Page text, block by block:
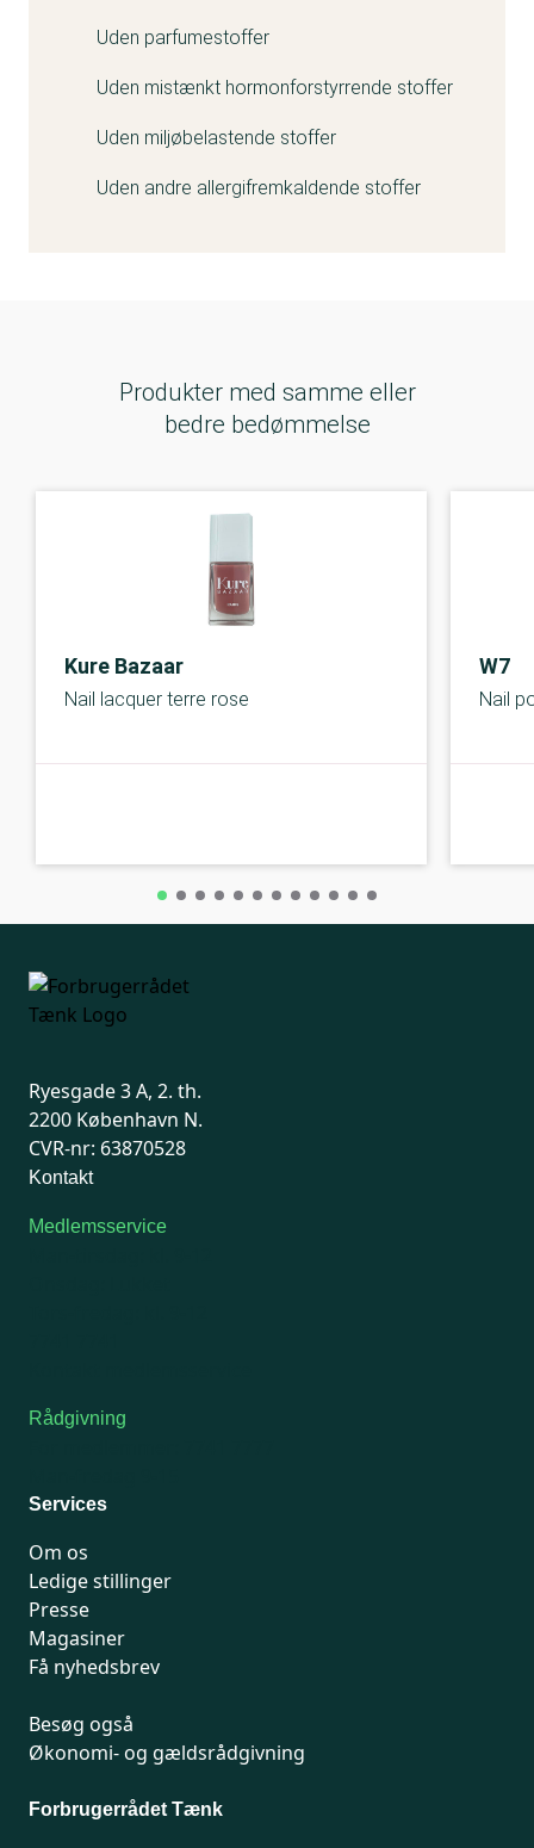
Uden parfumestoffer
Uden mistænkt hormonforstyrrende stoffer
Uden miljøbelastende stoffer
Uden andre allergifremkaldende stoffer
Produkter med samme eller
bedre bedømmelse
Kure Bazaar
Nail lacquer terre rose
W7
Nail
Ryesgade 3 A, 2. th.
2200 København N.
CVR-nr: 63870528
Kontakt
Medlemsservice
Rådgivning
Services
Om os
Ledige stillinger
Presse
Magasiner
Få nyhedsbrev
Besøg også
Økonomi- og gældsrådgivning
Forbrugerrådet Tænk